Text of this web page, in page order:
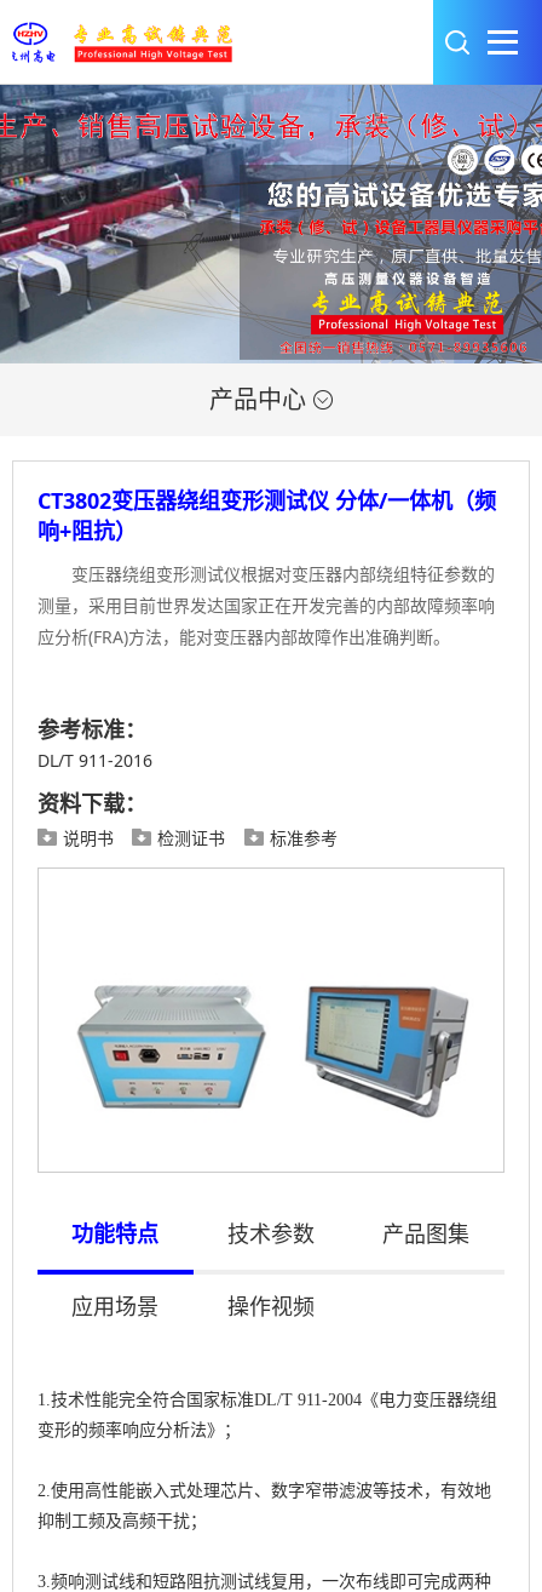
产品中心 
CT3802变压器绕组变形测试仪 分体/一体机（频
响+阻抗）
变压器绕组变形测试仪根据对变压器内部绕组特征参数的
测量，采用目前世界发达国家正在开发完善的内部故障频率响
应分析(FRA)方法，能对变压器内部故障作出准确判断。
参考标准：
DL/T 911-2016
资料下载：
 说明书  检测证书  标准参考
功能特点 技术参数 产品图集
应用场景 操作视频
1.技术性能完全符合国家标准DL/T 911-2004《电力变压器绕组
变形的频率响应分析法》；
2.使用高性能嵌入式处理芯片、数字窄带滤波等技术，有效地
抑制工频及高频干扰；
3.频响测试线和短路阻抗测试线复用，一次布线即可完成两种